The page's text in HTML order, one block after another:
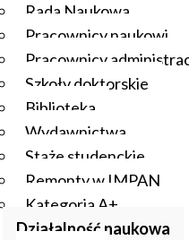
Rada Naukowa
Pracownicy naukowi
Pracownicy
Szkoły doktorskie
Biblioteka
Wydawnictwa
Staże studenckie
Remonty w IMPAN
Kategoria A+
Działalność naukowa